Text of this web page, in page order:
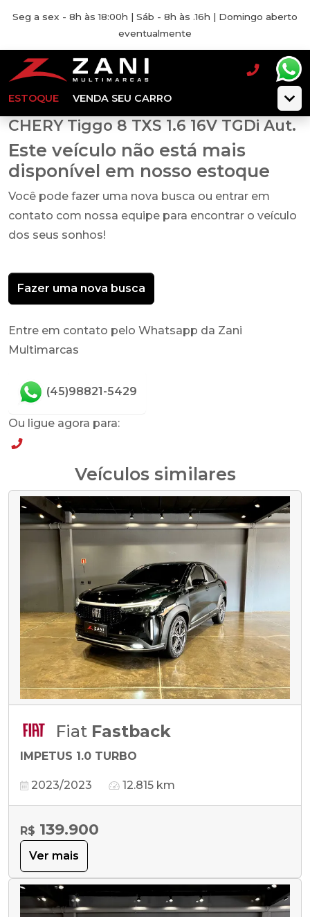
Seg a sex - 8h às 18:00h | Sáb - 8h às .16h | Domingo aberto
eventualmente
ESTOQUE VENDA SEU CARRO
CHERY Tiggo 8 TXS 1.6 16V TGDi Aut.
Este veículo não está mais
disponível em nosso estoque
Você pode fazer uma nova busca ou entrar em
contato com nossa equipe para encontrar o veículo
dos seus sonhos!
Fazer uma nova busca
Entre em contato pelo Whatsapp da Zani
Multimarcas
(45)98821-5429
Ou ligue agora para:
Veículos similares
Fiat Fastback
IMPETUS 1.0 TURBO
2023/2023 12.815 km
R$ 139.900
Ver mais